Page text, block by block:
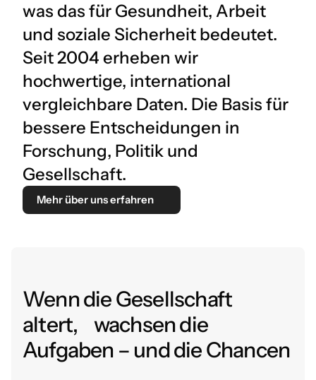
was das für Gesundheit, Arbeit
und soziale Sicherheit bedeutet.
Seit 2004 erheben wir
hochwertige, international
vergleichbare Daten. Die Basis für
bessere Entscheidungen in
Forschung, Politik und
Gesellschaft.
Mehr über uns erfahren
Wenn die Gesellschaft
altert, wachsen die
Aufgaben – und die Chancen